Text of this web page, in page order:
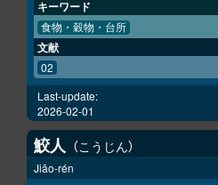
キーワード
食物・穀物・台所
文献
02
Last-update:
2026-02-01
鮫人 こうじん
Jiāo-rén